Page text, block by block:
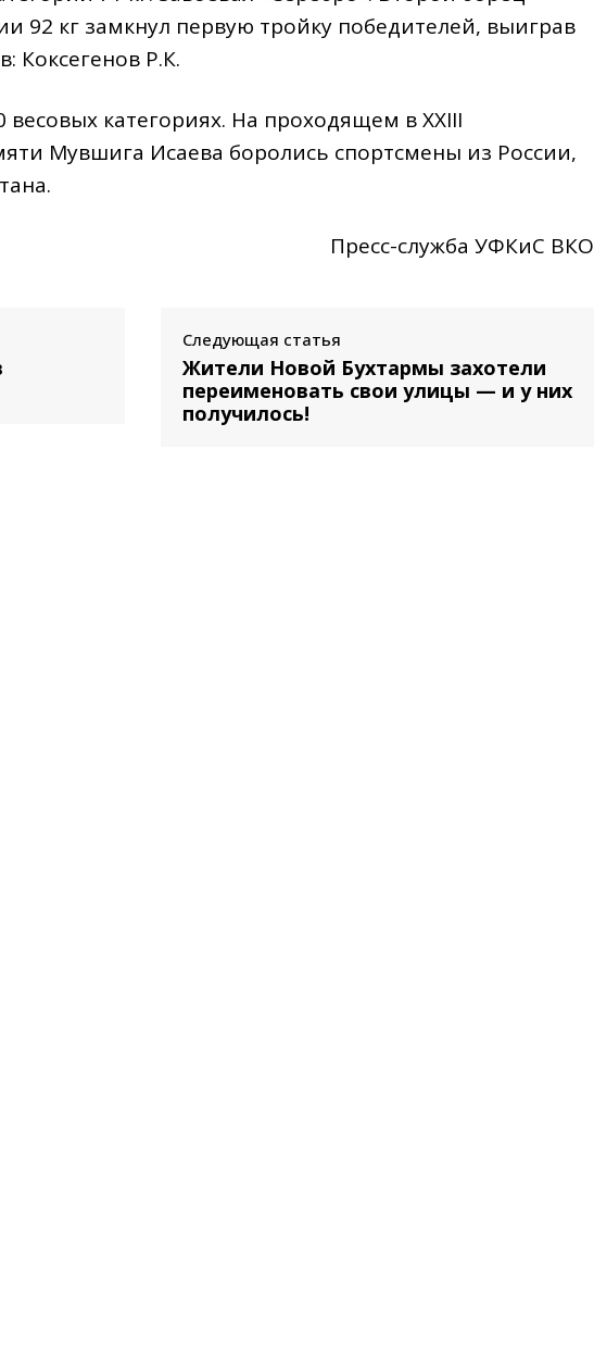
92 кг замкнул первую тройку победителей, выиграв
Коксегенов Р.К.
категориях. На проходящем в XXIII
Мувшига Исаева боролись спортсмены из России,
Пресс-служба УФКиС ВКО
Следующая статья
Жители Новой Бухтармы захотели
переименовать свои улицы — и у них
получилось!